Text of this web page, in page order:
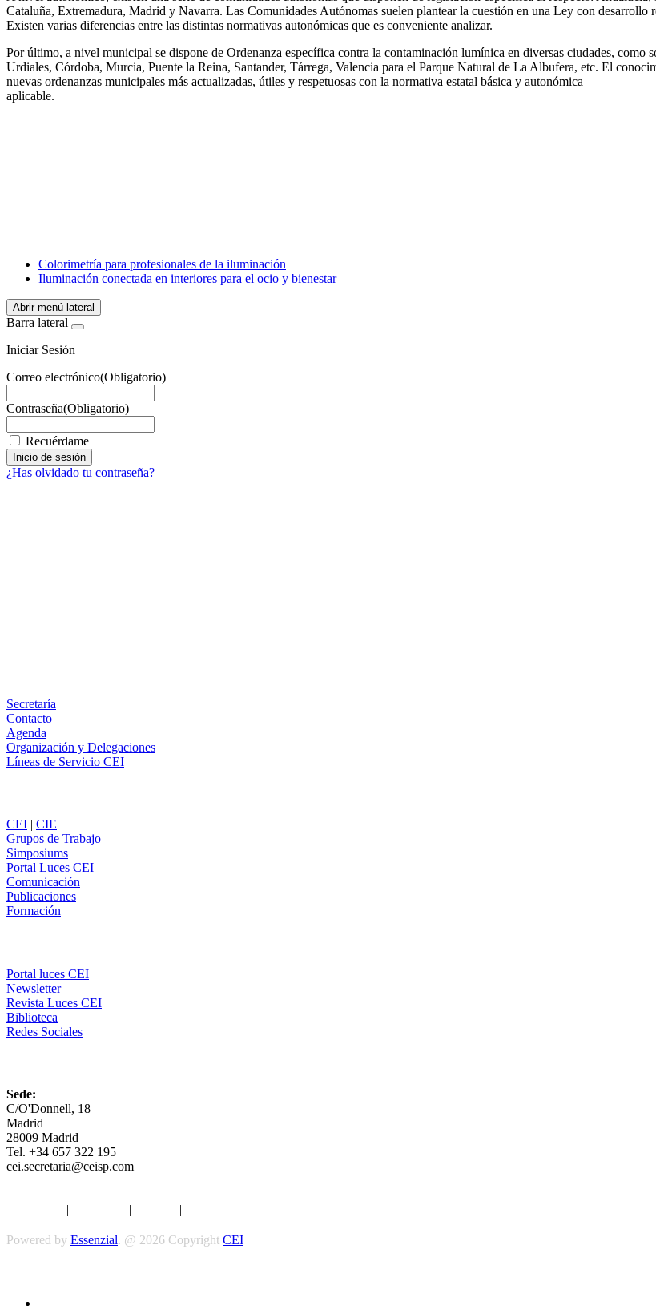
Cataluña, Extremadura, Madrid y Navarra. Las Comunidades Autónomas suelen plantear la cuestión en una Ley con desarrollo
Existen varias diferencias entre las distintas normativas autonómicas que es conveniente analizar.
Por último, a nivel municipal se dispone de Ordenanza específica contra la contaminación lumínica en diversas ciudades, como
Urdiales, Córdoba, Murcia, Puente la Reina, Santander, Tárrega, Valencia para el Parque Natural de La Albufera, etc. El
nuevas ordenanzas municipales más actualizadas, útiles y respetuosas con la normativa estatal básica y autonómica
aplicable.
WhatsApp
Colorimetría para profesionales de la iluminación
Iluminación conectada en interiores para el ocio y bienestar
Abrir menú lateral
Barra lateral
Iniciar Sesión
Correo electrónico(Obligatorio)
Contraseña(Obligatorio)
Recuérdame
¿Has olvidado tu contraseña?
Secretaría
Contacto
Agenda
Organización y Delegaciones
Líneas de Servicio CEI
CEI | CIE
Grupos de Trabajo
Simposiums
Portal Luces CEI
Comunicación
Publicaciones
Formación
Portal luces CEI
Newsletter
Revista Luces CEI
Biblioteca
Redes Sociales
Sede:
C/O'Donnell, 18
Madrid
28009 Madrid
Tel. +34 657 322 195
cei.secretaria@ceisp.com
| | |
Powered by Essenzial. @ 2026 Copyright CEI